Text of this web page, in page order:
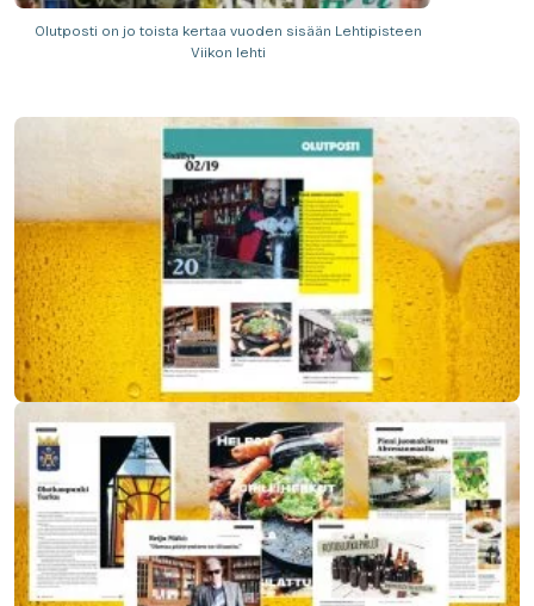
Olutposti on jo toista kertaa vuoden sisään Lehtipisteen
Viikon lehti